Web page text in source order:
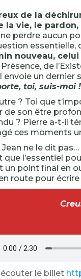
de la
la vie, le
perdre aucun
essentielle,
nouveau, celui
de
envoie un dernier
toi, suis-moi
? Toi que
de son être
? Pierre a-t-il
ces moments
Jean ne le dit
que l’essentiel
un point final en
route pour écrire
le billet